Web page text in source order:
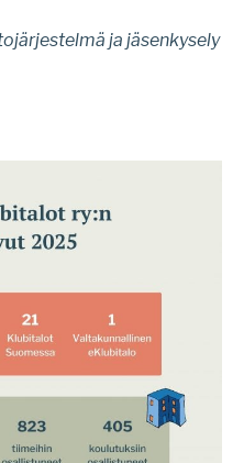
ja jäsenkysely